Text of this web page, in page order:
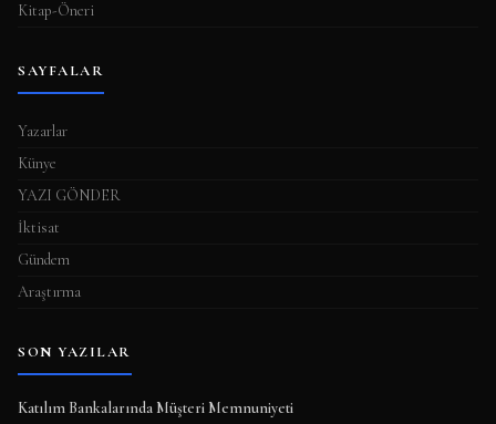
Kitap-Öneri
SAYFALAR
Yazarlar
Künye
YAZI GÖNDER
İktisat
Gündem
Araştırma
SON YAZILAR
Katılım Bankalarında Müşteri Memnuniyeti